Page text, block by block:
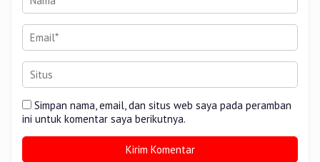
Simpan nama, email, dan situs web saya pada peramban
ini untuk komentar saya berikutnya.